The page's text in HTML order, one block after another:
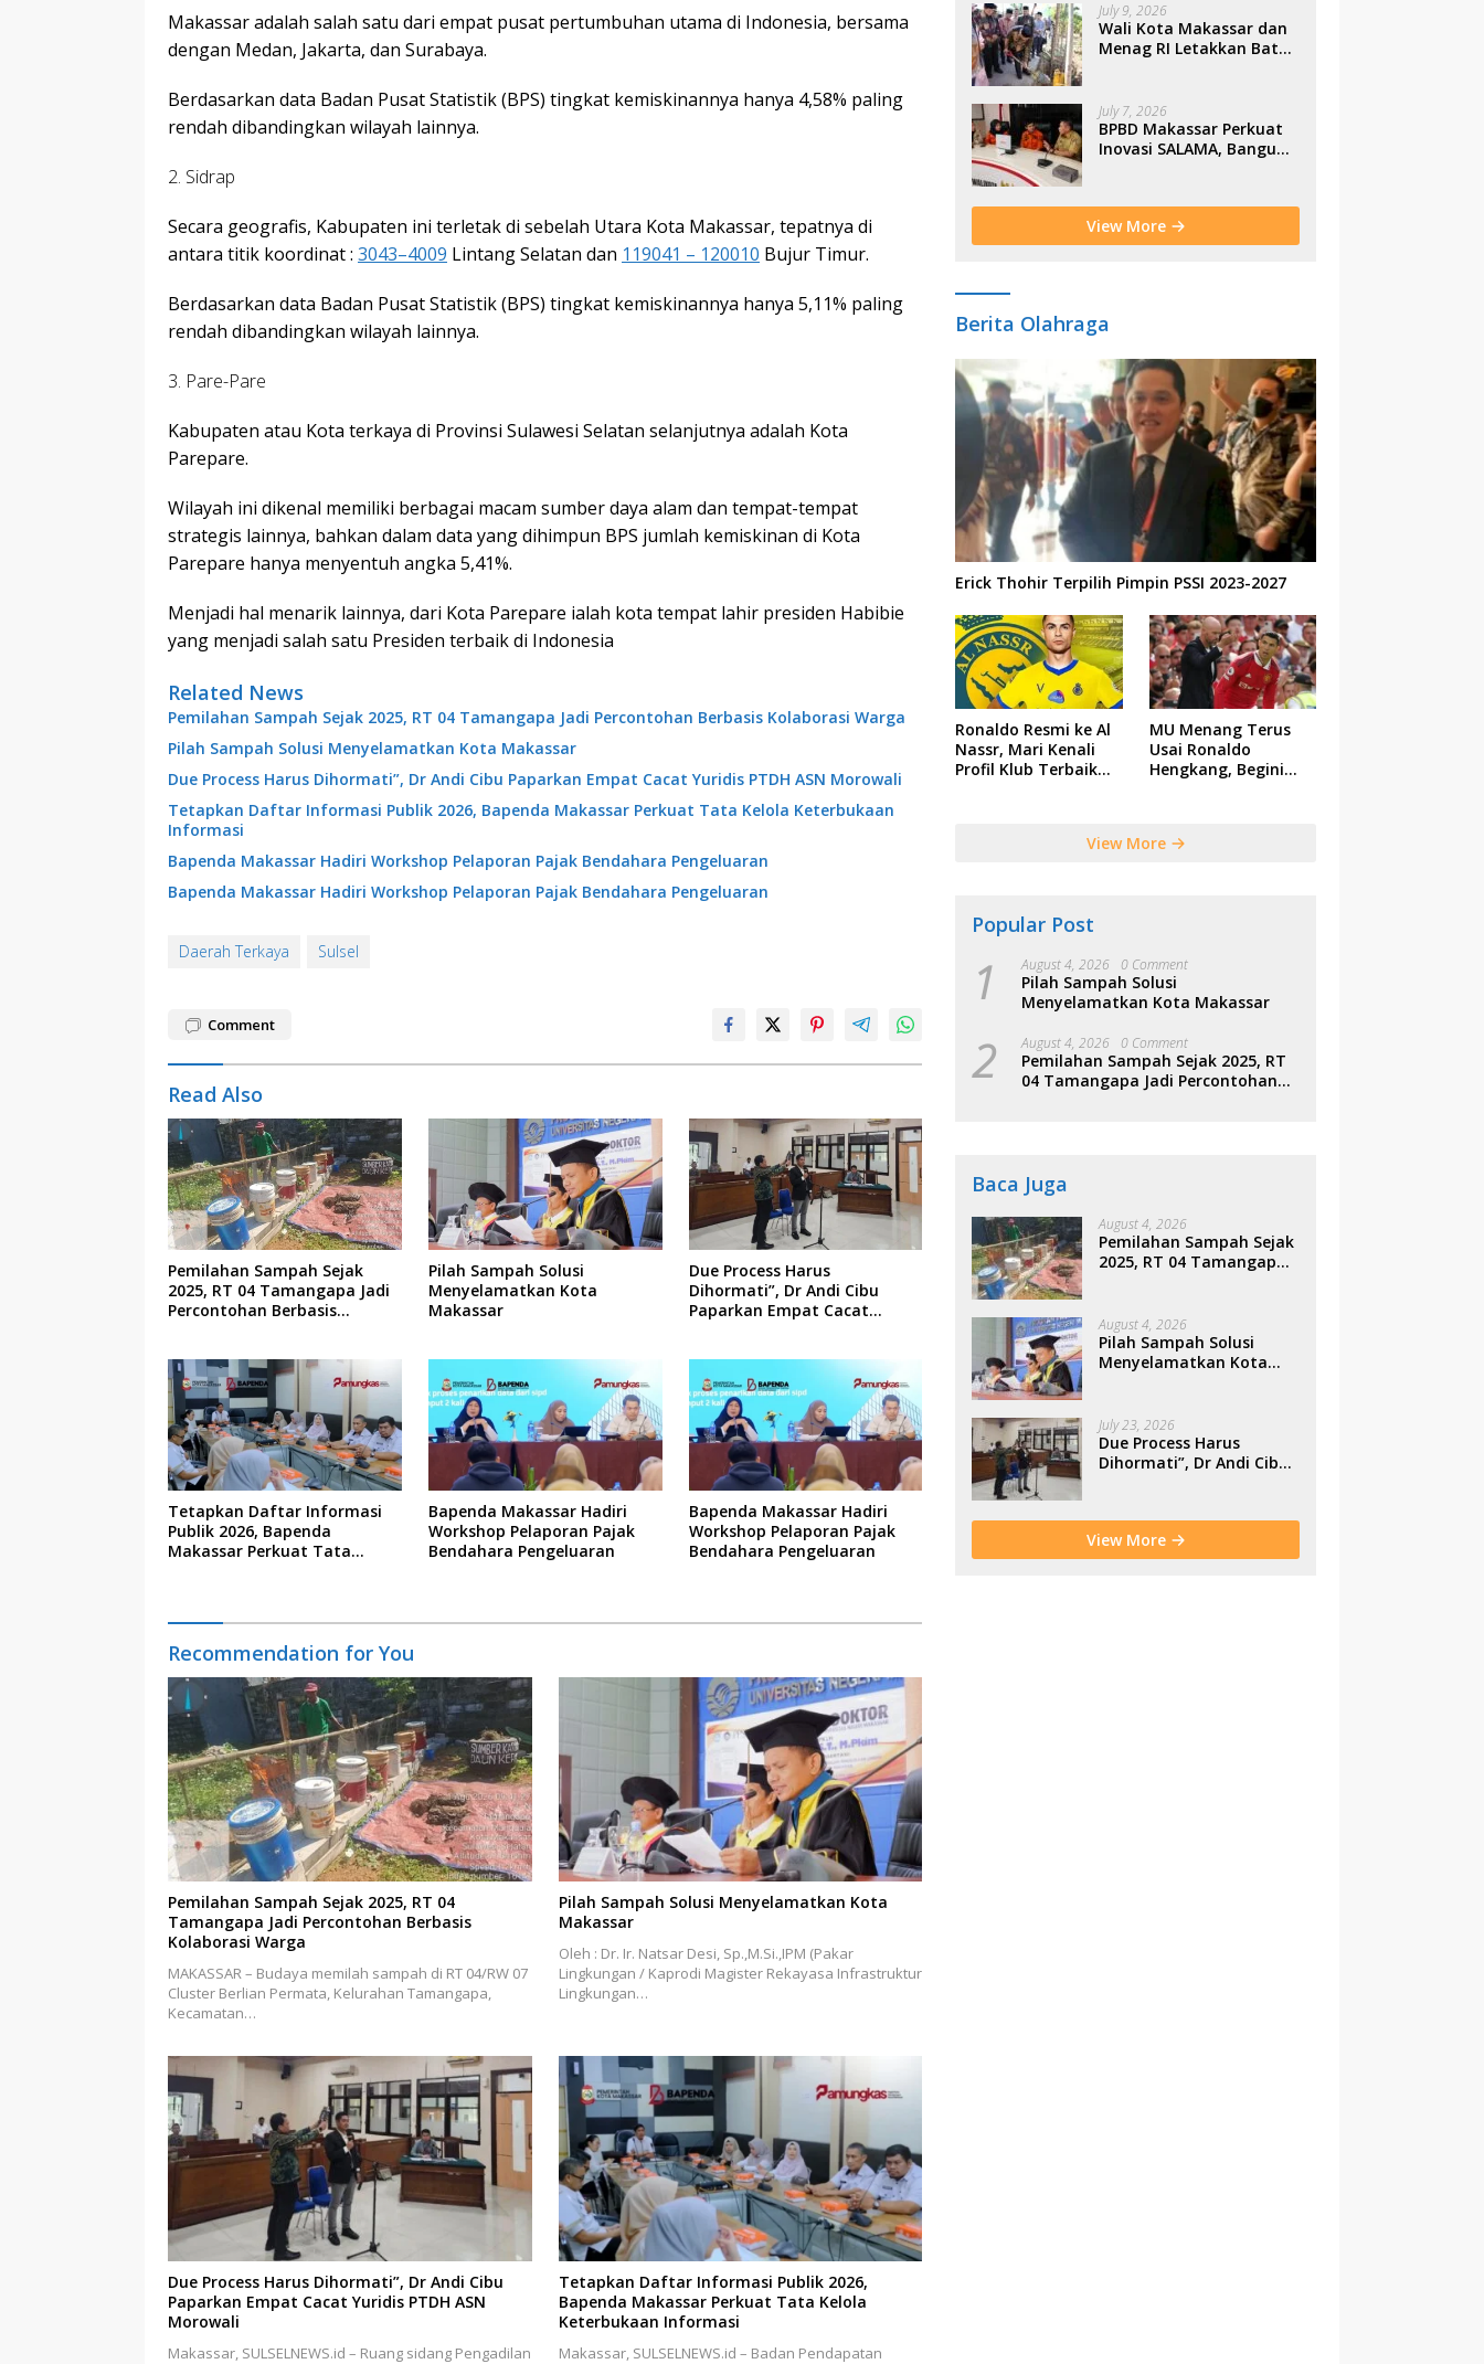
Makassar adalah salah satu dari empat pusat pertumbuhan utama di Indonesia, bersama
dengan Medan, Jakarta, dan Surabaya.
Berdasarkan data Badan Pusat Statistik (BPS) tingkat kemiskinannya hanya 4,58% paling
rendah dibandingkan wilayah lainnya.
2. Sidrap
Secara geografis, Kabupaten ini terletak di sebelah Utara Kota Makassar, tepatnya di
antara titik koordinat : 3043–4009 Lintang Selatan dan 119041 – 120010 Bujur Timur.
Berdasarkan data Badan Pusat Statistik (BPS) tingkat kemiskinannya hanya 5,11% paling
rendah dibandingkan wilayah lainnya.
3. Pare-Pare
Kabupaten atau Kota terkaya di Provinsi Sulawesi Selatan selanjutnya adalah Kota
Parepare.
Wilayah ini dikenal memiliki berbagai macam sumber daya alam dan tempat-tempat
strategis lainnya, bahkan dalam data yang dihimpun BPS jumlah kemiskinan di Kota
Parepare hanya menyentuh angka 5,41%.
Menjadi hal menarik lainnya, dari Kota Parepare ialah kota tempat lahir presiden Habibie
yang menjadi salah satu Presiden terbaik di Indonesia
Related News
Pemilahan Sampah Sejak 2025, RT 04 Tamangapa Jadi Percontohan Berbasis Kolaborasi Warga
Pilah Sampah Solusi Menyelamatkan Kota Makassar
Due Process Harus Dihormati”, Dr Andi Cibu Paparkan Empat Cacat Yuridis PTDH ASN Morowali
Tetapkan Daftar Informasi Publik 2026, Bapenda Makassar Perkuat Tata Kelola Keterbukaan
Informasi
Bapenda Makassar Hadiri Workshop Pelaporan Pajak Bendahara Pengeluaran
Bapenda Makassar Hadiri Workshop Pelaporan Pajak Bendahara Pengeluaran
Daerah Terkaya Sulsel
Comment
Read Also
Pemilahan Sampah Sejak
2025, RT 04 Tamangapa Jadi
Percontohan Berbasis
Pilah Sampah Solusi
Menyelamatkan Kota
Makassar
Due Process Harus
Dihormati”, Dr Andi Cibu
Paparkan Empat Cacat
Tetapkan Daftar Informasi
Publik 2026, Bapenda
Makassar Perkuat Tata
Bapenda Makassar Hadiri
Workshop Pelaporan Pajak
Bendahara Pengeluaran
Bapenda Makassar Hadiri
Workshop Pelaporan Pajak
Bendahara Pengeluaran
Recommendation for You
Pemilahan Sampah Sejak 2025, RT 04
Tamangapa Jadi Percontohan Berbasis
Kolaborasi Warga
MAKASSAR – Budaya memilah sampah di RT 04/RW 07
Cluster Berlian Permata, Kelurahan Tamangapa,
Kecamatan…
Pilah Sampah Solusi Menyelamatkan Kota
Makassar
Oleh : Dr. Ir. Natsar Desi, Sp.,M.Si.,IPM (Pakar
Lingkungan / Kaprodi Magister Rekayasa Infrastruktur
Lingkungan…
Due Process Harus Dihormati”, Dr Andi Cibu
Paparkan Empat Cacat Yuridis PTDH ASN
Morowali
Makassar, SULSELNEWS.id – Ruang sidang Pengadilan
Tetapkan Daftar Informasi Publik 2026,
Bapenda Makassar Perkuat Tata Kelola
Keterbukaan Informasi
Makassar, SULSELNEWS.id – Badan Pendapatan
July 9, 2026
Wali Kota Makassar dan
Menag RI Letakkan Batu
BTP
July 7, 2026
BPBD Makassar Perkuat
Inovasi SALAMA, Bangun
View More
Berita Olahraga
Erick Thohir Terpilih Pimpin PSSI 2023-2027
Ronaldo Resmi ke Al
Nassr, Mari Kenali
Profil Klub Terbaik
MU Menang Terus
Usai Ronaldo
Hengkang, Begini
View More
Popular Post
1 August 4, 2026 0 Comment
Pilah Sampah Solusi
Menyelamatkan Kota Makassar
2 August 4, 2026 0 Comment
Pemilahan Sampah Sejak 2025, RT
04 Tamangapa Jadi Percontohan
Baca Juga
August 4, 2026
Pemilahan Sampah Sejak
2025, RT 04 Tamangapa
Warga
August 4, 2026
Pilah Sampah Solusi
Menyelamatkan Kota
July 23, 2026
Due Process Harus
Dihormati”, Dr Andi Cibu
Morowali
View More